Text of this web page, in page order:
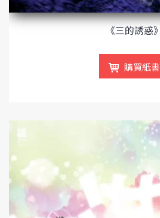
《三的誘惑》
購買紙書